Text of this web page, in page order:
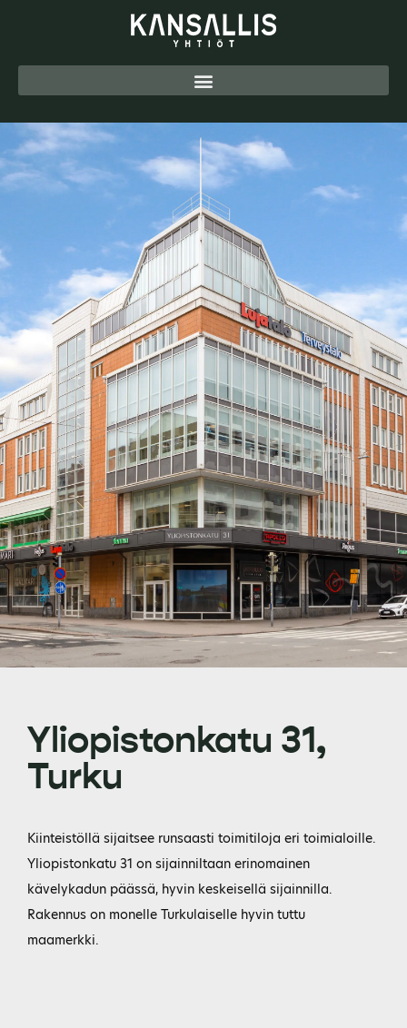
Yliopistonkatu 31,
Turku
Kiinteistöllä sijaitsee runsaasti toimitiloja eri toimialoille.
Yliopistonkatu 31 on sijainniltaan erinomainen
kävelykadun päässä, hyvin keskeisellä sijainnilla.
Rakennus on monelle Turkulaiselle hyvin tuttu
maamerkki.